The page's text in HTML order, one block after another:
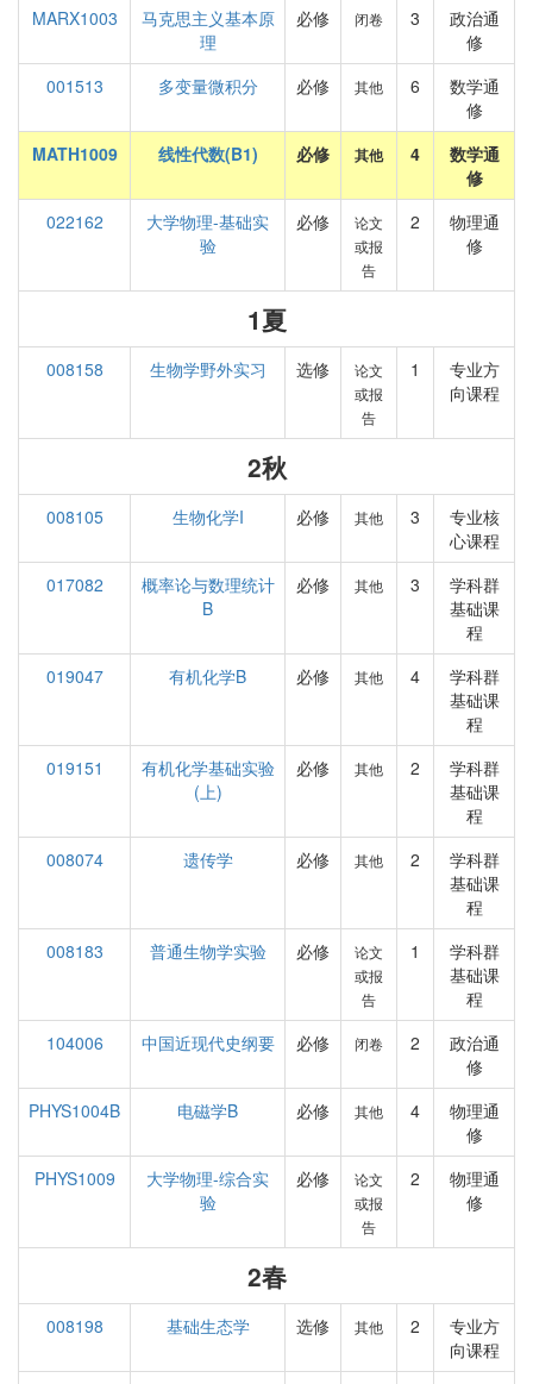
MARX1003
马克思主义基本原
理
必修 闭卷 3
政治通
修
001513
多变量微积分 必修 其他 6
数学通
修
MATH1009
线性代数(B1) 必修 其他 4
数学通
修
022162
大学物理-基础实
验
必修
论文
或报
告
2
物理通
修
1夏
008158 生物学野外实习 选修
论文
或报
告
1
专业方
向课程
2秋
008105 生物化学I 必修 其他 3
专业核
心课程
017082
概率论与数理统计
B
必修 其他 3
学科群
基础课
程
019047
有机化学B 必修 其他 4
学科群
基础课
程
019151
有机化学基础实验
(上)
必修 其他 2
学科群
基础课
程
008074
遗传学 必修 其他 2
学科群
基础课
程
008183
普通生物学实验 必修
论文
或报
告
1
学科群
基础课
程
104006
中国近现代史纲要 必修 闭卷 2
政治通
修
PHYS1004B
电磁学B 必修 其他 4
物理通
修
PHYS1009
大学物理-综合实
验
必修
论文
或报
告
2
物理通
修
2春
008198 基础生态学 选修 其他 2
专业方
向课程